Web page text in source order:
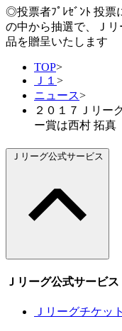
◎投票者ﾌﾟﾚｾﾞﾝﾄ 投票
の中から抽選で、Ｊ
品を贈呈いたします
TOP>
Ｊ１ >
ニュース>
２０１７Ｊリー
ー賞は西村 拓真
Ｊリーグ公式サービス
Ｊリーグ公式サービス
Ｊリーグチケット